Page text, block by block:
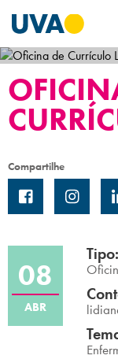
A UVA
FORMAS DE
FINANCIAMENTO
Acontece na UVA
Compartilhe
08
ABR
Tipo: